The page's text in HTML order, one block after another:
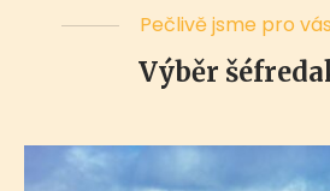
Pečlivě jsme pro
Výběr